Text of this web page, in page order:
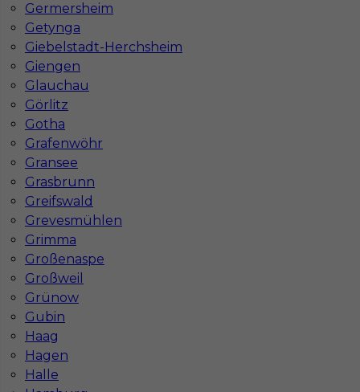
Germersheim
Getynga
Giebelstadt-Herchsheim
Giengen
Glauchau
Görlitz
Gotha
Grafenwöhr
Gransee
Grasbrunn
Greifswald
Grevesmühlen
Grimma
Großenaspe
Großweil
Grünow
Gubin
Haag
Hagen
Halle
InServ © 2014 – 2026 | Wszelkie prawa zastrzeżone
Witryna korzysta z ciasteczek
Ta witryna używa ciasteczek (cookies) do
personalizacji treści i reklam, oferowania funkcji
społecznościowych oraz analizy naszego ruchu